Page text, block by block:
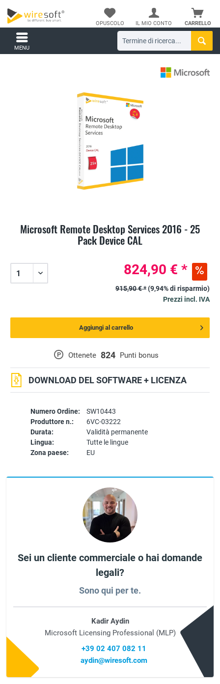
CARRELLO
OPUSCOLO IL MIO CONTO
MENU
Microsoft Remote Desktop Services 2016 - 25
Pack Device CAL
Numero Ordine:
SW10443
Produttore n.:
6VC-03222
Durata:
Validità permanente
Lingua:
Tutte le lingue
Zona paese:
EU
P Ottenete 824 Punti bonus
DOWNLOAD DEL SOFTWARE + LICENZA
824,90 € *
915,90 € *(9,94% di risparmio)
Prezzi incl. IVA
Aggiungi al carrello
Sei un cliente commerciale o hai domande
legali?
Sono qui per te.
Kadir Aydin
Microsoft Licensing Professional (MLP)
+39 02 407 082 11
aydin@wiresoft.com